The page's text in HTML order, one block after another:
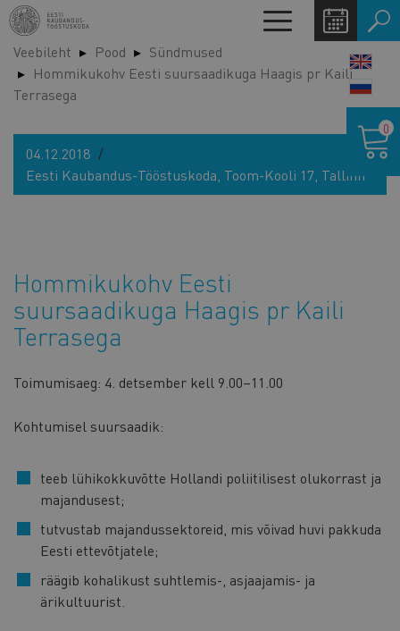
Liigu
edasi
põhisisu
juurde
Toggle
navigation
Veebileht Pood
Sündmused
Hommikukohv Eesti suursaadikuga Haagis pr Kaili
Terrasega
04.12.2018
Eesti Kaubandus-Tööstuskoda, Toom-Kooli 17, Tallinn
Hommikukohv Eesti
suursaadikuga Haagis pr Kaili
Terrasega
Toimumisaeg: 4. detsember kell 9.00–11.00
Kohtumisel suursaadik:
teeb lühikokkuvõtte Hollandi poliitilisest olukorrast ja
majandusest;
tutvustab majandussektoreid, mis võivad huvi pakkuda
Eesti ettevõtjatele;
räägib kohalikust suhtlemis-, asjaajamis- ja
ärikultuurist.
0